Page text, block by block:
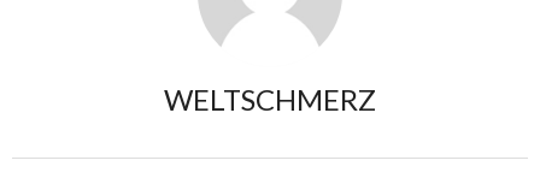
WELTSCHMERZ